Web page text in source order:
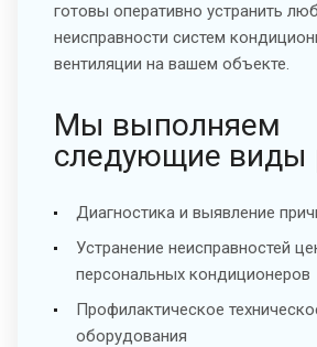
готовы оперативно устранить
неисправности систем
вентиляции на вашем объекте.
Мы выполняем
следующие виды
Диагностика и выявление
Устранение неисправностей
персональных кондиционеров
Профилактическое
оборудования